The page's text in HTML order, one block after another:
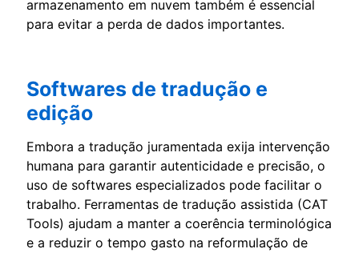
armazenamento em nuvem também é essencial
para evitar a perda de dados importantes.
Softwares de tradução e
edição
Embora a tradução juramentada exija intervenção
humana para garantir autenticidade e precisão, o
uso de softwares especializados pode facilitar o
trabalho. Ferramentas de tradução assistida (CAT
Tools) ajudam a manter a coerência terminológica
e a reduzir o tempo gasto na reformulação de